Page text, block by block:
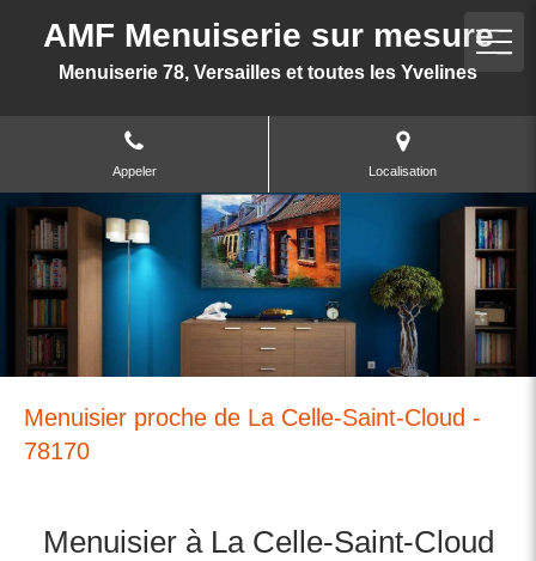
AMF Menuiserie sur mesure
Menuiserie 78, Versailles et toutes les Yvelines
Appeler Localisation
Menuisier proche de La Celle-Saint-Cloud -
78170
Menuisier à La Celle-Saint-Cloud